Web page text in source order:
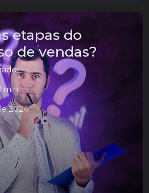
etapas do
de vendas?
min
2024